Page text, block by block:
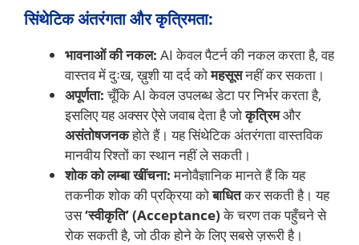
सिंथेटिक अंतरंगता और कृत्रिमता:
भावनाओं की नकल: AI केवल पैटर्न की नकल करता है, वह
वास्तव में दुःख, ख़ुशी या दर्द कोमहसूसनहीं कर सकता।
अपूर्णता:चूँकि AI केवल उपलब्ध डेटा पर निर्भर करता है,
इसलिए यह अक्सर ऐसे जवाब देता है जोकृत्रिमऔर
असंतोषजनकहोते हैं। यह सिंथेटिक अंतरंगता वास्तविक
मानवीय रिश्तों का स्थान नहीं ले सकती।
शोक को लम्बा खींचना:मनोवैज्ञानिक मानते हैं कि यह
तकनीक शोक की प्रक्रिया कोबाधितकर सकती है। यह
उस‘स्वीकृति’ (Acceptance)के चरण तक पहुँचने से
रोक सकती है, जो ठीक होने के लिए सबसे ज़रूरी है।